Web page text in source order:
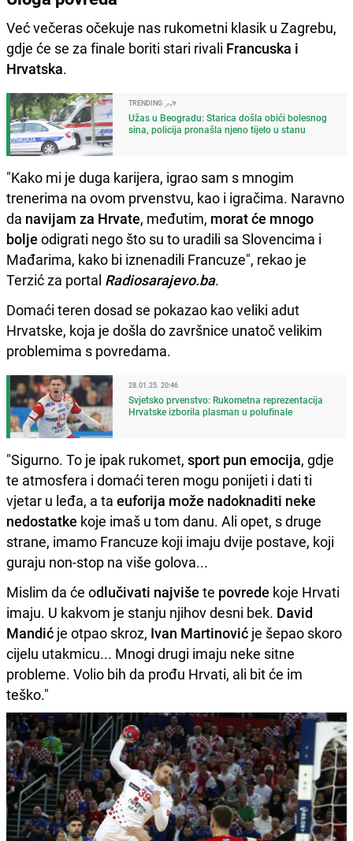
Već večeras očekuje nas rukometni klasik u Zagrebu,
gdje će se za finale boriti stari rivali Francuska i
Hrvatska.
TRENDING
Užas u Beogradu: Starica došla obići bolesnog
sina, policija pronašla njeno tijelo u stanu
"Kako mi je duga karijera, igrao sam s mnogim
trenerima na ovom prvenstvu, kao i igračima. Naravno
da navijam za Hrvate, međutim, morat će mnogo
bolje odigrati nego što su to uradili sa Slovencima i
Mađarima, kako bi iznenadili Francuze", rekao je
Terzić za portal Radiosarajevo.ba.
Domaći teren dosad se pokazao kao veliki adut
Hrvatske, koja je došla do završnice unatoč velikim
problemima s povredama.
28.01.25. 20:46
Svjetsko prvenstvo: Rukometna reprezentacija
Hrvatske izborila plasman u polufinale
"Sigurno. To je ipak rukomet, sport pun emocija, gdje
te atmosfera i domaći teren mogu ponijeti i dati ti
vjetar u leđa, a ta euforija može nadoknaditi neke
nedostatke koje imaš u tom danu. Ali opet, s druge
strane, imamo Francuze koji imaju dvije postave, koji
guraju non-stop na više golova...
Mislim da će odlučivati najviše te povrede koje Hrvati
imaju. U kakvom je stanju njihov desni bek. David
Mandić je otpao skroz, Ivan Martinović je šepao skoro
cijelu utakmicu... Mnogi drugi imaju neke sitne
probleme. Volio bih da prođu Hrvati, ali bit će im
teško."